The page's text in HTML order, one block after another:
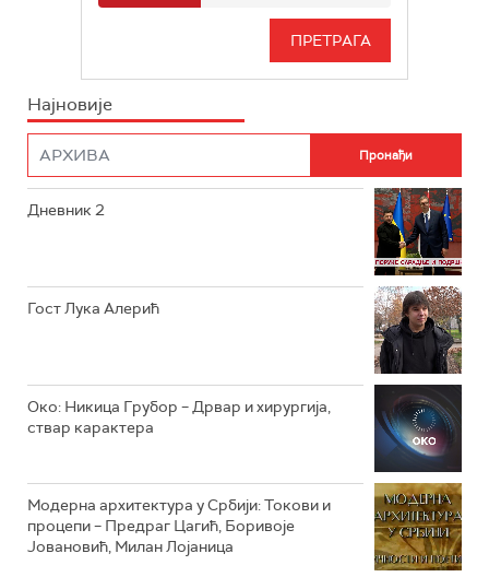
РТС 3
ИНФО
Најновије
Дневник 2
Гост Лука Алерић
Око: Никица Грубор – Дрвар и хирургија,
ствар карактера
Модерна архитектура у Србији: Токови и
процепи – Предраг Цагић, Боривоје
Јовановић, Милан Лојаница